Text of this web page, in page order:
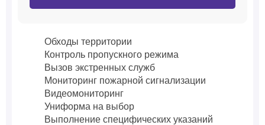
Обходы территории
Контроль пропускного режима
Вызов экстренных служб
Мониторинг пожарной сигнализации
Видеомониторинг
Униформа на выбор
Выполнение специфических указаний